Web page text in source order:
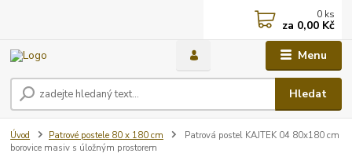
Menu
Hledat
0 ks
za 0,00 Kč
Úvod Patrové postele 80 x 180 cm
Patrová postel KAJTEK 04 80x180 cm
borovice masiv s úložným prostorem